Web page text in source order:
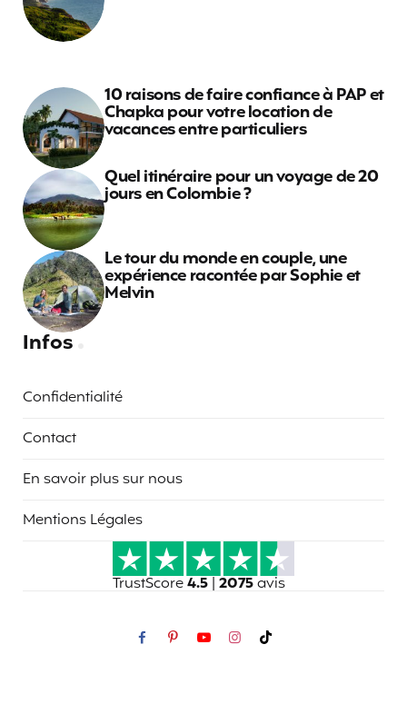
10 raisons de faire confiance à PAP et
Chapka pour votre location de
vacances entre particuliers
Quel itinéraire pour un voyage de 20
jours en Colombie ?
Le tour du monde en couple, une
expérience racontée par Sophie et
Melvin
Infos
Confidentialité
Contact
En savoir plus sur nous
Mentions Légales
TrustScore4.5 | 2075avis